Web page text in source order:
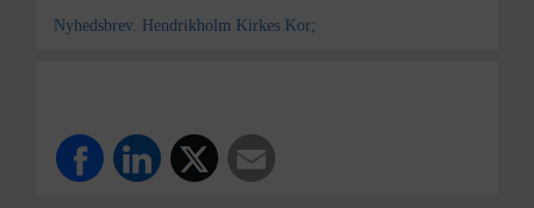
Nyhedsbrev. Hendrikholm Kirkes Kor;